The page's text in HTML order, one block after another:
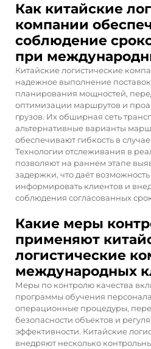
Как китайские
компании
соблюдение
при
Китайские логистические
надежное выполнение поставок
планирования мощностей,
оптимизации маршрутов и
грузов. Их обширная сеть
альтернативные варианты
обеспечивают гибкость в
Технологии отслеживания в
позволяют на раннем этапе
задержки, что даёт
информировать клиентов и
соблюдения согласованных
Какие меры
применяют
логистические
международных
Меры по контролю качества
программы обучения
операционные процедуры,
безопасности объектов и
эффективности. Китайские
внедряют несколько